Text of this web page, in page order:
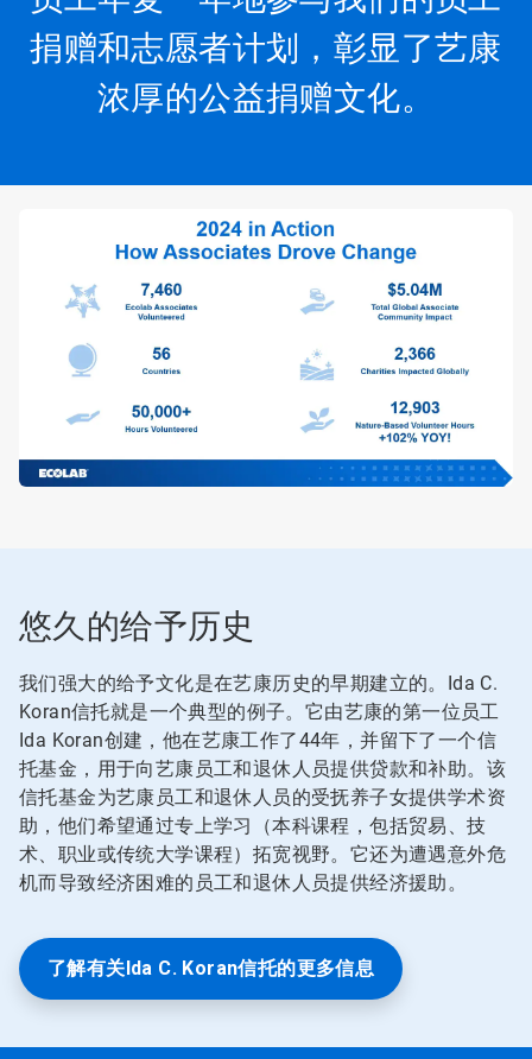
捐赠和志愿者计划，彰显了艺康
浓厚的公益捐赠文化。
悠久的给予历史
我们强大的给予文化是在艺康历史的早期建立的。Ida C.
Koran信托就是一个典型的例子。它由艺康的第一位员工
Ida Koran创建，他在艺康工作了44年，并留下了一个信
托基金，用于向艺康员工和退休人员提供贷款和补助。该
信托基金为艺康员工和退休人员的受抚养子女提供学术资
助，他们希望通过专上学习（本科课程，包括贸易、技
术、职业或传统大学课程）拓宽视野。它还为遭遇意外危
机而导致经济困难的员工和退休人员提供经济援助。
了解有关Ida C. Koran信托的更多信息